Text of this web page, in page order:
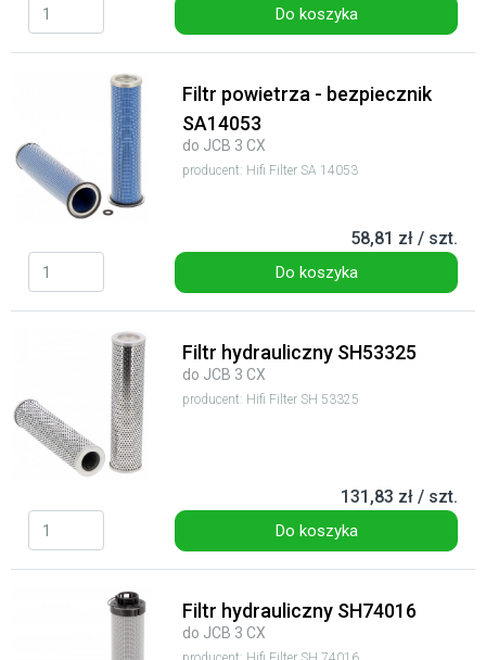
Do koszyka
Filtr powietrza - bezpiecznik
SA14053
do JCB 3 CX
producent: Hifi Filter SA 14053
58,81 zł / szt.
Do koszyka
Filtr hydrauliczny SH53325
do JCB 3 CX
producent: Hifi Filter SH 53325
131,83 zł / szt.
Do koszyka
Filtr hydrauliczny SH74016
do JCB 3 CX